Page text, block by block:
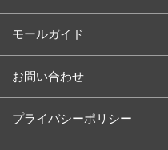
モールガイド
お問い合わせ
プライバシーポリシー